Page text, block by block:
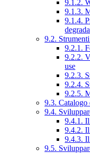
9.1.2.
9.1.3.
9.1.4.
9.2.
9.2.1.
9.2.2.
use
9.2.3.
9.2.4.
9.2.5.
9.3. Catalogo
9.4.
9.4.1.
9.4.2.
9.4.3.
9.5.